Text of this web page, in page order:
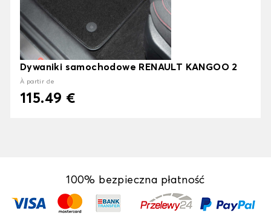
Dywaniki samochodowe RENAULT KANGOO 2
À partir de
115.49 €
100% bezpieczna płatność